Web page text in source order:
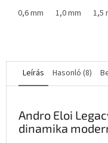
0,6 mm 1,0 mm 1,5
Leírás Hasonló (8)
Andro Eloi
dinamika